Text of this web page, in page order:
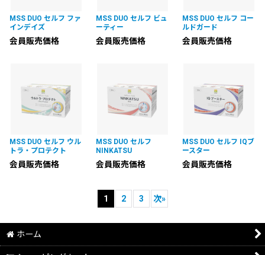
MSS DUO セルフ ファ
インデイズ
会員販売価格
MSS DUO セルフ ビュ
ーティー
会員販売価格
MSS DUO セルフ コー
ルドガード
会員販売価格
MSS DUO セルフ ウル
トラ・プロテクト
会員販売価格
MSS DUO セルフ
NINKATSU
会員販売価格
MSS DUO セルフ IQブ
ースター
会員販売価格
1 2 3 次»
ホーム